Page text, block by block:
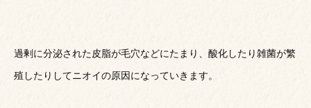
過剰に分泌された皮脂が毛穴などにたまり、酸化したり雑菌が繁
殖したりしてニオイの原因になっていきます。